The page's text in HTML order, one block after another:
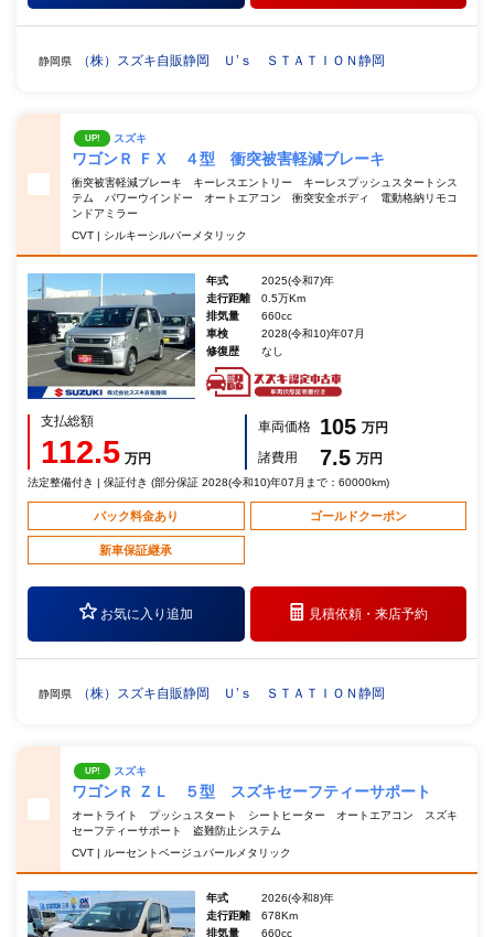
静岡県 （株）スズキ自販静岡 Ｕ’ｓ ＳＴＡＴＩＯＮ静岡
UP! スズキ
ワゴンＲ ＦＸ ４型 衝突被害軽減ブレーキ
衝突被害軽減ブレーキ キーレスエントリー キーレスプッシュスタートシス
テム パワーウインドー オートエアコン 衝突安全ボディ 電動格納リモコ
ンドアミラー
CVT | シルキーシルバーメタリック
年式
2025(令和7)年
走行距離
0.5万Km
排気量
660cc
車検
2028(令和10)年07月
修復歴
なし
支払総額
112.5 万円
車両価格 105 万円
諸費用
7.5 万円
法定整備付き | 保証付き (部分保証 2028(令和10)年07月まで：60000km)
パック料金あり ゴールドクーポン
新車保証継承
お気に入り追加 見積依頼・来店予約
静岡県 （株）スズキ自販静岡 Ｕ’ｓ ＳＴＡＴＩＯＮ静岡
UP! スズキ
ワゴンＲ ＺＬ ５型 スズキセーフティーサポート
オートライト プッシュスタート シートヒーター オートエアコン スズキ
セーフティーサポート 盗難防止システム
CVT | ルーセントベージュパールメタリック
年式
2026(令和8)年
走行距離
678Km
排気量
660cc